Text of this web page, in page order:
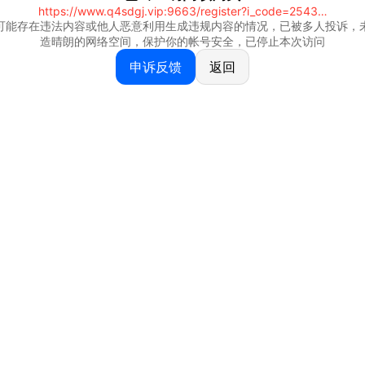
https://www.q4sdgj.vip:9663/register?i_code=25430844
能存在违法内容或他人恶意利用生成违规内容的情况，已被多人投诉，
造晴朗的网络空间，保护你的帐号安全，已停止本次访问
申诉反馈 返回